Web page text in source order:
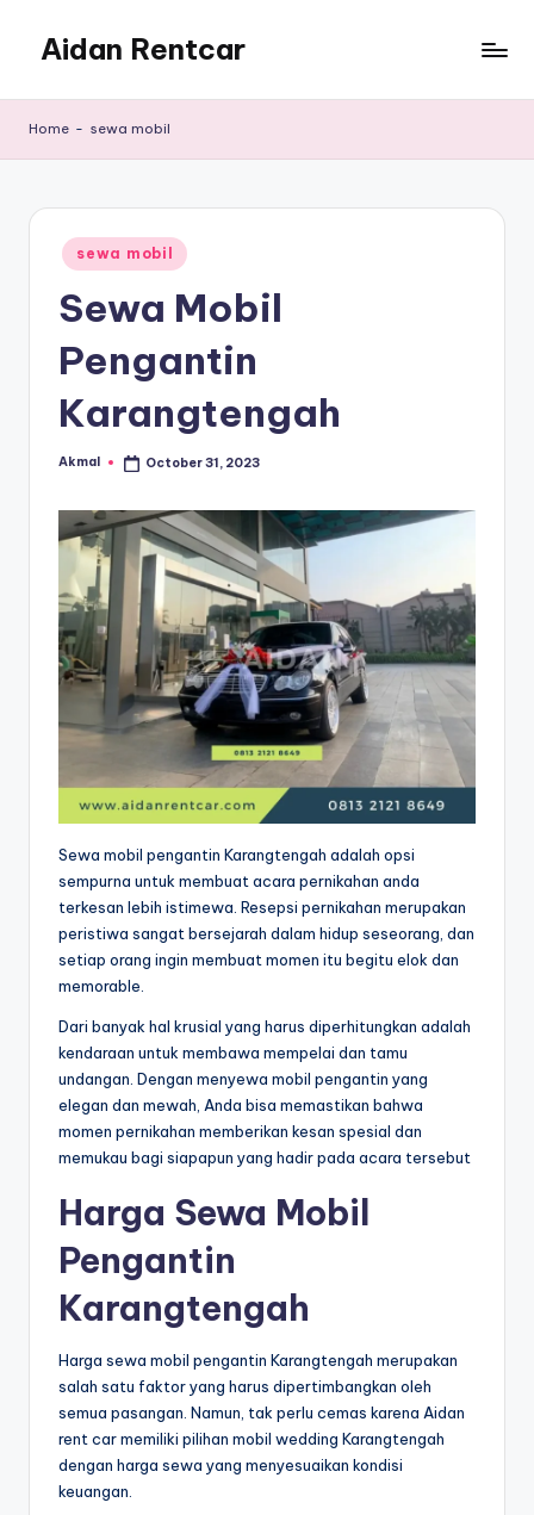
content
Aidan Rentcar
Murah
Home - sewa mobil
Posted
in
sewa mobil
Sewa Mobil
Pengantin
Karangtengah
Posted
Akmal October 31, 2023
Sewa mobil pengantin Karangtengah adalah opsi
sempurna untuk membuat acara pernikahan anda
terkesan lebih istimewa. Resepsi pernikahan merupakan
peristiwa sangat bersejarah dalam hidup seseorang, dan
setiap orang ingin membuat momen itu begitu elok dan
memorable.
Dari banyak hal krusial yang harus diperhitungkan adalah
kendaraan untuk membawa mempelai dan tamu
undangan. Dengan menyewa mobil pengantin yang
elegan dan mewah, Anda bisa memastikan bahwa
momen pernikahan memberikan kesan spesial dan
memukau bagi siapapun yang hadir pada acara tersebut
Harga Sewa Mobil
Pengantin
Karangtengah
Harga sewa mobil pengantin Karangtengah merupakan
salah satu faktor yang harus dipertimbangkan oleh
semua pasangan. Namun, tak perlu cemas karena Aidan
rent car memiliki pilihan mobil wedding Karangtengah
dengan harga sewa yang menyesuaikan kondisi
keuangan.